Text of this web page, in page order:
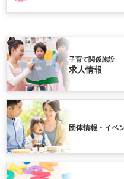
子育て関係施設
求人情報
団体情報・イベ